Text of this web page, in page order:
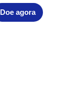
Doe agora